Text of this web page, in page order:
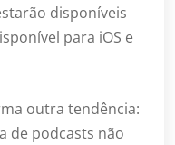
disponíveis
para iOS e
outra tendência:
de podcasts não